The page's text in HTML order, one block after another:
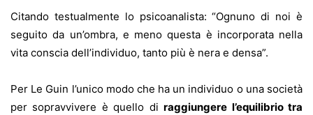
Citando testualmente lo psicoanalista: “Ognuno di noi è
seguito da un’ombra, e meno questa è incorporata nella
vita conscia dell’individuo, tanto più è nera e densa”.
Per Le Guin l’unico modo che ha un individuo o una società
per sopravvivere è quello diraggiungere l’equilibrio tra